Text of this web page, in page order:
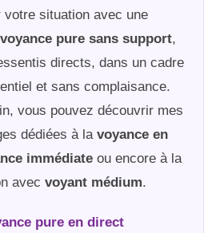
votre situation avec une
voyance pure sans support,
directs, dans un cadre
et sans complaisance.
vous pouvez découvrir mes
dédiées à la voyance en
immédiate ou encore à la
avec voyant médium.
pure en direct